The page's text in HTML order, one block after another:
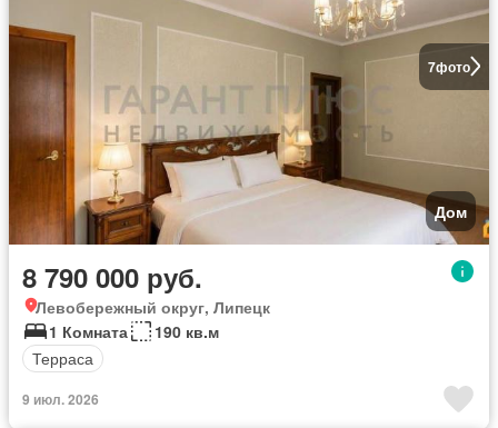
7фото
Дом
8 790 000 руб.
Левобережный округ, Липецк
1 Комната
190 кв.м
Терраса
9 июл. 2026